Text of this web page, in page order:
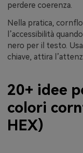
perdere coerenza.
Nella pratica,
l’accessibilità
nero per il testo.
chiave, attira
20+ idee
colori
HEX)